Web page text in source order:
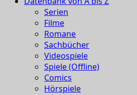
Serien
Filme
Romane
Sachbücher
Videospiele
Spiele (Offline)
Comics
Hörspiele